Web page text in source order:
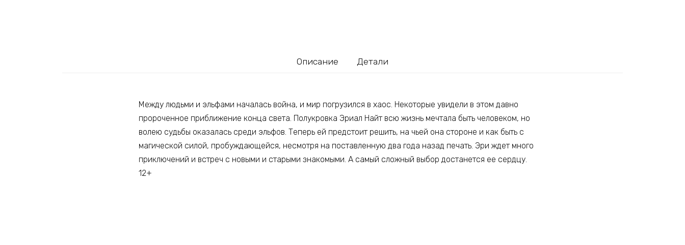
Описание Детали
Между людьми и эльфами началась война, и мир погрузился в хаос. Некоторые увидели в этом давно
пророченное приближение конца света. Полукровка Эриал Найт всю жизнь мечтала быть человеком, но
волею судьбы оказалась среди эльфов. Теперь ей предстоит решить, на чьей она стороне и как быть с
магической силой, пробуждающейся, несмотря на поставленную два года назад печать. Эри ждет много
приключений и встреч с новыми и старыми знакомыми. А самый сложный выбор достанется ее сердцу.
12+